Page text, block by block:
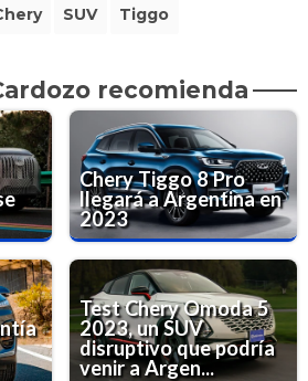
SUV Tiggo
recomienda
Chery Tiggo 8 Pro
llegará a Argentina en
2023
Test Chery Omoda 5
2023, un SUV
disruptivo que podría
venir a Argen...